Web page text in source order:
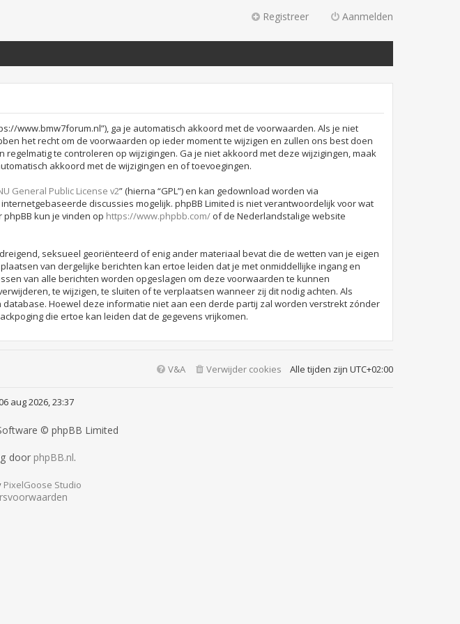
Aanmelden
Registreer
www.bmw7forum.nl”), ga je automatisch akkoord met de voorwaarden. Als je niet
het recht om de voorwaarden op ieder moment te wijzigen en zullen ons best doen
te controleren op wijzigingen. Ga je niet akkoord met deze wijzigingen, maak
akkoord met de wijzigingen en of toevoegingen.
General Public License v2” (hierna “GPL”) en kan gedownload worden via
discussies mogelijk. phpBB Limited is niet verantwoordelijk voor wat
kun je vinden op https://www.phpbb.com/ of de Nederlandstalige website
seksueel georiënteerd of enig ander materiaal bevat die de wetten van je eigen
van dergelijke berichten kan ertoe leiden dat je met onmiddellijke ingang en
van alle berichten worden opgeslagen om deze voorwaarden te kunnen
te wijzigen, te sluiten of te verplaatsen wanneer zij dit nodig achten. Als
Hoewel deze informatie niet aan een derde partij zal worden verstrekt zónder
die ertoe kan leiden dat de gegevens vrijkomen.
Alle tijden zijn UTC+02:00
Verwijder cookies
V&A
aug 2026, 23:37
© phpBB Limited
door phpBB.nl.
PixelGoose Studio